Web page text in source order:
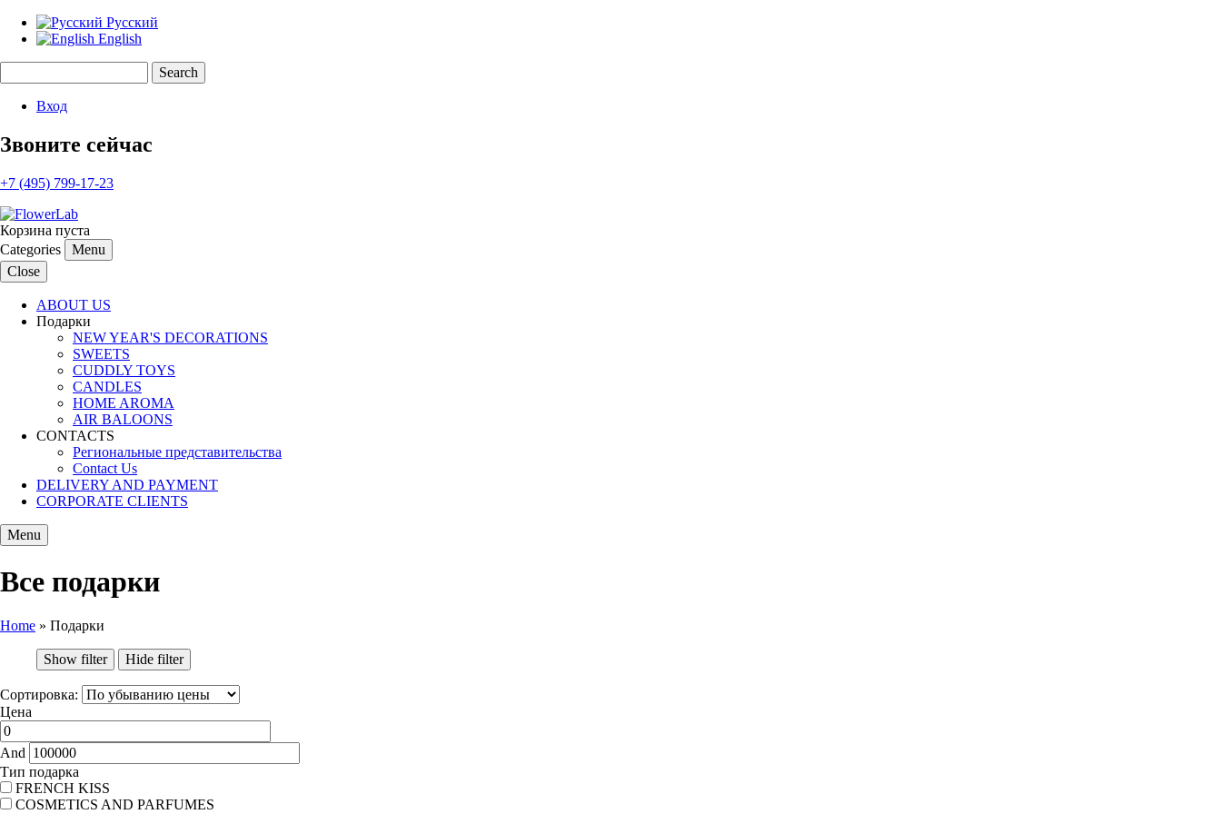
Русский
English
Search form
Вход
Звоните сейчас
+7 (495) 799-17-23
Корзина пуста
Categories
Menu
Close
ABOUT US
Подарки
NEW YEAR'S DECORATIONS
SWEETS
CUDDLY TOYS
CANDLES
HOME AROMA
AIR BALOONS
CONTACTS
Региональные представительства
Contact Us
DELIVERY AND PAYMENT
CORPORATE CLIENTS
Menu
Все подарки
You are here
Home » Подарки
Show filter Hide filter
Сортировка:
Цена
And
Тип подарка
FRENCH KISS
COSMETICS AND PARFUMES